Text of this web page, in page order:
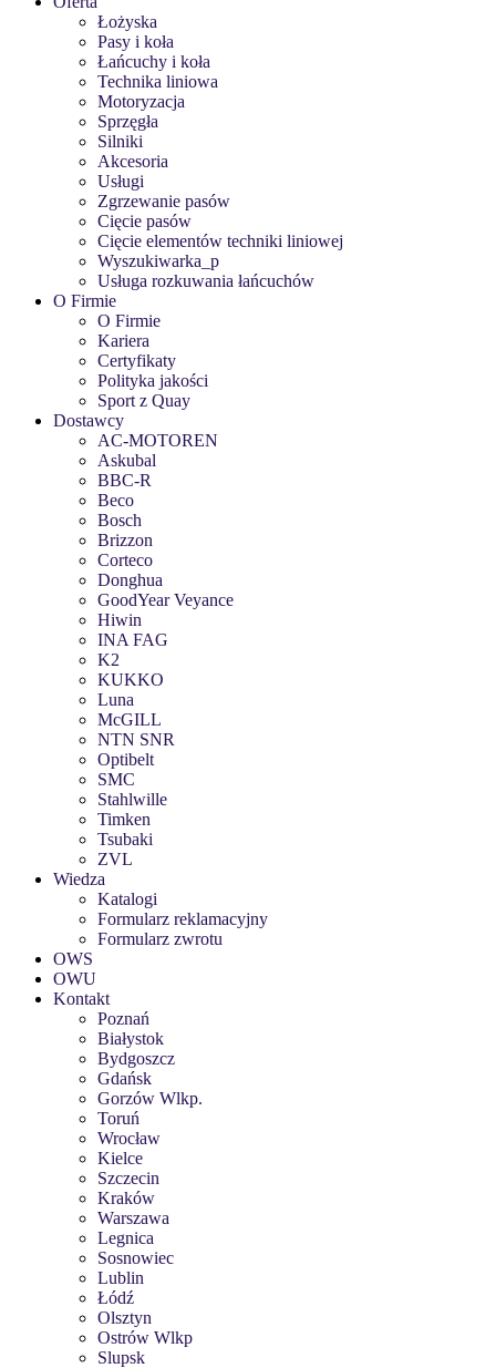
Łożyska
Pasy i koła
Łańcuchy i koła
Technika liniowa
Motoryzacja
Sprzęgła
Silniki
Akcesoria
Usługi
Zgrzewanie pasów
Cięcie pasów
Cięcie elementów techniki liniowej
Wyszukiwarka_p
Usługa rozkuwania łańcuchów
O Firmie
O Firmie
Kariera
Certyfikaty
Polityka jakości
Sport z Quay
Dostawcy
AC-MOTOREN
Askubal
BBC-R
Beco
Bosch
Brizzon
Corteco
Donghua
GoodYear Veyance
Hiwin
INA FAG
K2
KUKKO
Luna
McGILL
NTN SNR
Optibelt
SMC
Stahlwille
Timken
Tsubaki
ZVL
Wiedza
Katalogi
Formularz reklamacyjny
Formularz zwrotu
OWS
OWU
Kontakt
Poznań
Białystok
Bydgoszcz
Gdańsk
Gorzów Wlkp.
Toruń
Wrocław
Kielce
Szczecin
Kraków
Warszawa
Legnica
Sosnowiec
Lublin
Łódź
Olsztyn
Ostrów Wlkp
Slupsk